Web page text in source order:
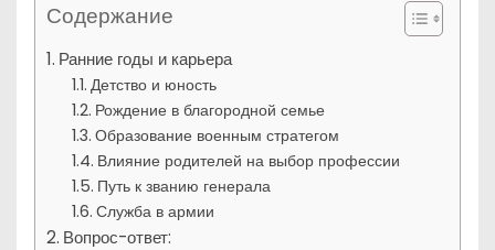
Содержание
Ранние годы и карьера
Детство и юность
Рождение в благородной семье
Образование военным стратегом
Влияние родителей на выбор профессии
Путь к званию генерала
Служба в армии
Вопрос-ответ: